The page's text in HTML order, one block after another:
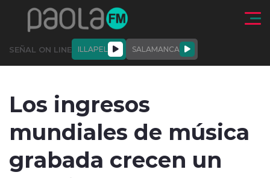
Click acá para ir directamente al contenido
SEÑAL ON LINE ILLAPEL SALAMANCA
ACTUALIDAD
Los ingresos
mundiales de música
grabada crecen un